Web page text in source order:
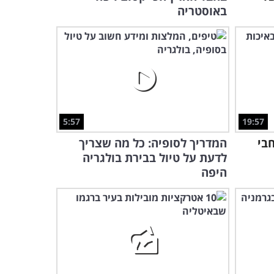
באוסטריה
19:57
5:57
המדריך לסופיה: כל מה שצריך
לדעת על טיול בבירת בולגריה
היפה